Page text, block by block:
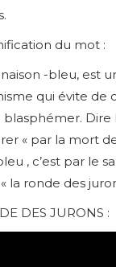
du mot :
-bleu, est
qui évite de
blasphémer. Dire
« par la mort
, c’est par le
la ronde des
DES JURONS :